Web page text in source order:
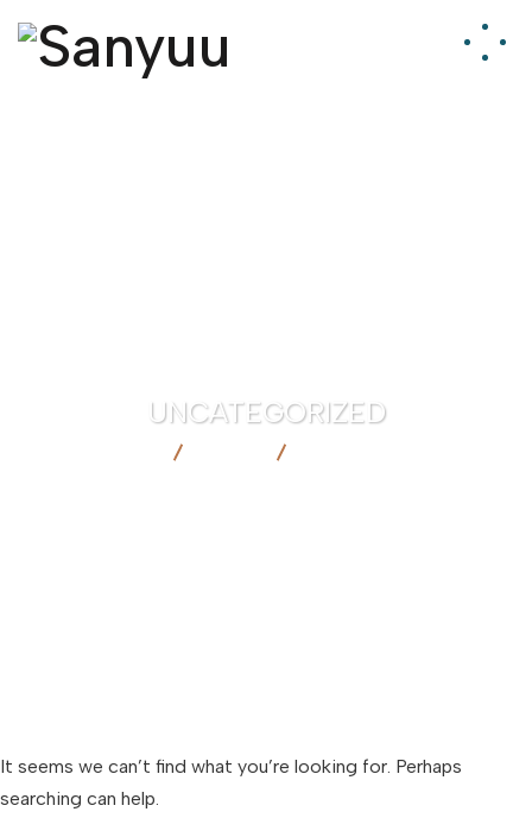
UNCATEGORIZED
It seems we can’t find what you’re looking for. Perhaps
searching can help.